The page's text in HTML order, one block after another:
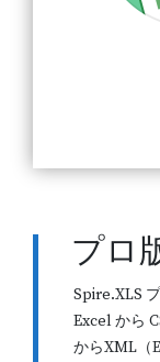
プロ
Spire.XLS
Excel から
からXML（